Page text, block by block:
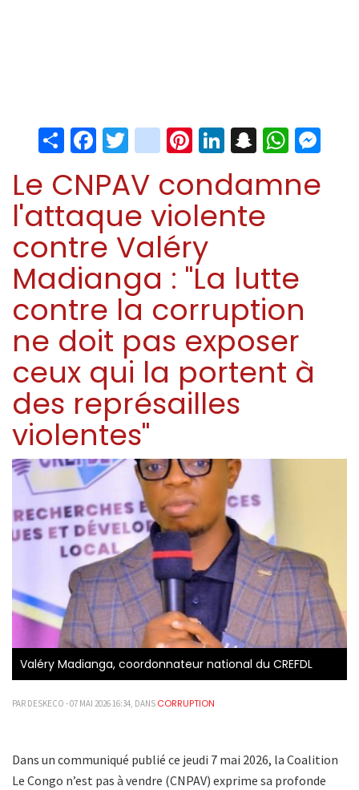
ShareFacebook
Twitter
instagram
Pinterest
LinkedIn
Snapchat
Le CNPAV condamne
l'attaque violente
contre Valéry
Madianga : "La lutte
contre la corruption
ne doit pas exposer
ceux qui la portent à
des représailles
violentes"
Valéry Madianga, coordonnateur national du CREFDL
PAR DESKECO - 07 MAI 2026 16:34, DANS CORRUPTION
Dans un communiqué publié ce jeudi 7 mai 2026, la Coalition
Le Congo n’est pas à vendre (CNPAV) exprime sa profonde